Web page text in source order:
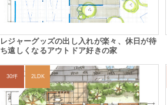
レジャーグッズの出し入れが楽々、休日が待
ち遠しくなるアウトドア好きの家
30坪 2LDK